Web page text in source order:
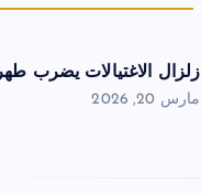
زلزال الاغتيالات يضرب
مارس 20, 2026